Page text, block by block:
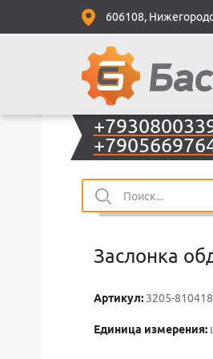
Заслонка
Артикул: 3205-
Единица измерения:
606108,